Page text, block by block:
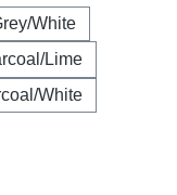
White
Lime
White